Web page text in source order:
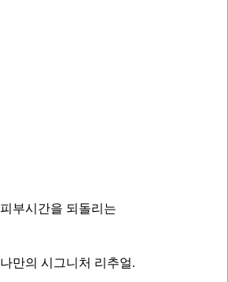
피부시간을 되돌리는
나만의 시그니처 리추얼.